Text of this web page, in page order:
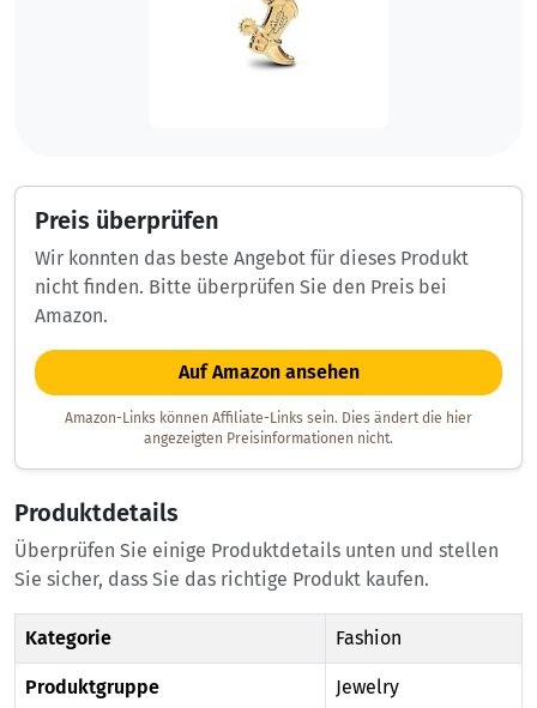
Preis überprüfen
Wir konnten das beste Angebot für dieses Produkt
nicht finden. Bitte überprüfen Sie den Preis bei
Amazon.
Auf Amazon ansehen
Amazon-Links können Affiliate-Links sein. Dies ändert die hier
angezeigten Preisinformationen nicht.
Produktdetails
Überprüfen Sie einige Produktdetails unten und stellen
Sie sicher, dass Sie das richtige Produkt kaufen.
Kategorie Fashion
Produktgruppe Jewelry